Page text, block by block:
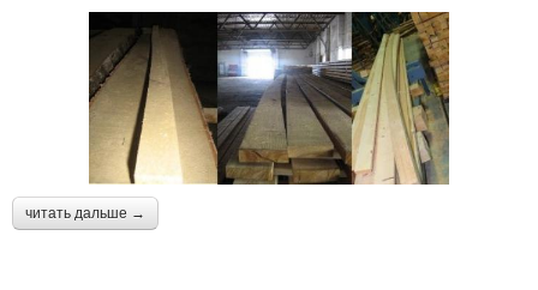
читать дальше →